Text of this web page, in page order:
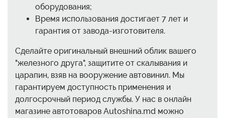
оборудования;
Время использования достигает 7 лет и
гарантия от завода-изготовителя.
Сделайте оригинальный внешний облик вашего
"железного друга", защитите от скалывания и
царапин, взяв на вооружение автовинил. Мы
гарантируем доступность применения и
долгосрочный период службы. У нас в онлайн
магазине автотоваров Autoshina.md можно